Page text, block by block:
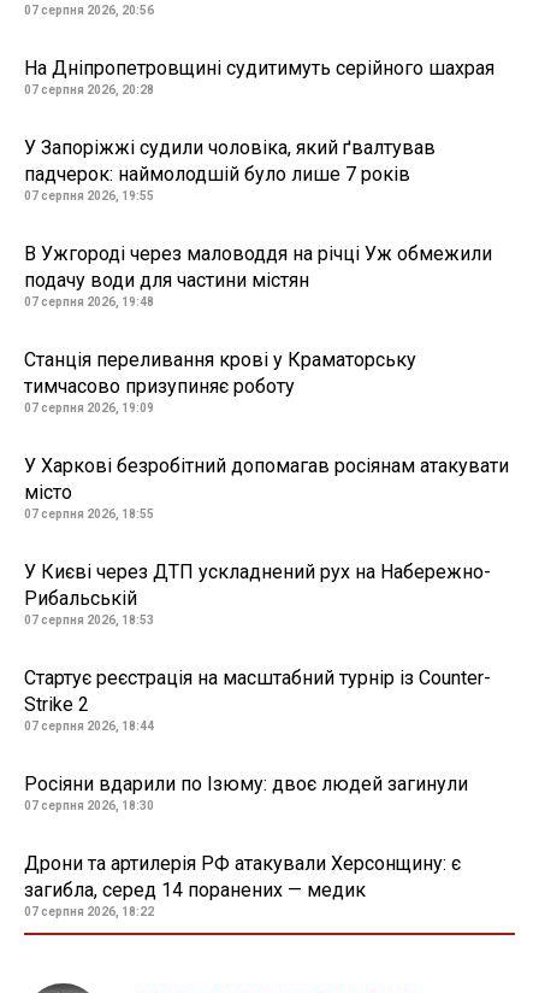
07 серпня 2026, 20:56
На Дніпропетровщині судитимуть серійного шахрая
07 серпня 2026, 20:28
У Запоріжжі судили чоловіка, який ґвалтував
падчерок: наймолодшій було лише 7 років
07 серпня 2026, 19:55
В Ужгороді через маловоддя на річці Уж обмежили
подачу води для частини містян
07 серпня 2026, 19:48
Станція переливання крові у Краматорську
тимчасово призупиняє роботу
07 серпня 2026, 19:09
У Харкові безробітний допомагав росіянам атакувати
місто
07 серпня 2026, 18:55
У Києві через ДТП ускладнений рух на Набережно-
Рибальській
07 серпня 2026, 18:53
Стартує реєстрація на масштабний турнір із Counter-
Strike 2
07 серпня 2026, 18:44
Росіяни вдарили по Ізюму: двоє людей загинули
07 серпня 2026, 18:30
Дрони та артилерія РФ атакували Херсонщину: є
загибла, серед 14 поранених — медик
07 серпня 2026, 18:22